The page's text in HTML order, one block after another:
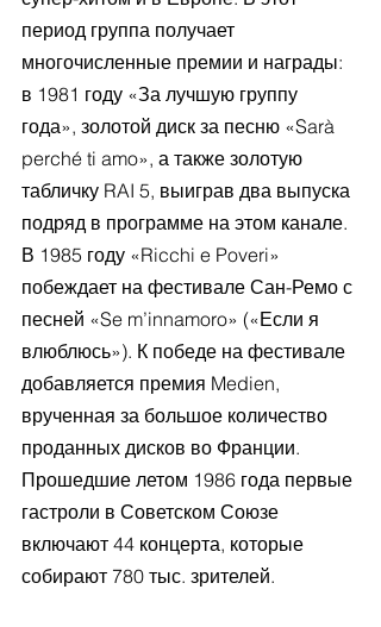
период группа получает
многочисленные премии и награды:
в 1981 году «За лучшую группу
года», золотой диск за песню «Sarà
perché ti amo», а также золотую
табличку RAI 5, выиграв два выпуска
подряд в программе на этом канале.
В 1985 году «Ricchi e Poveri»
побеждает на фестивале Сан-Ремо с
песней «Se m’innamoro» («Если я
влюблюсь»). К победе на фестивале
добавляется премия Medien,
врученная за большое количество
проданных дисков во Франции.
Прошедшие летом 1986 года первые
гастроли в Советском Союзе
включают 44 концерта, которые
собирают 780 тыс. зрителей.